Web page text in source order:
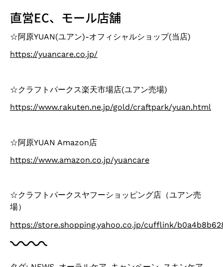
直営EC、モール店舗
☆阿原YUAN(ユアン)-オフィシャルショップ(当店)
https://yuancare.co.jp/
☆クラフトパークス楽天市場店(ユアン売場)
https://www.rakuten.ne.jp/gold/craftpark/yuan.html
☆阿原YUAN Amazon店
https://www.amazon.co.jp/yuancare
☆クラフトパークスヤフーショッピング店（ユアン売
場）
https://store.shopping.yahoo.co.jp/cufflink/